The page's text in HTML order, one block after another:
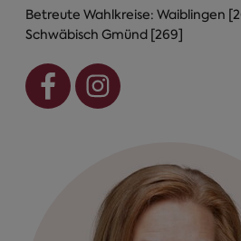
Betreute Wahlkreise: Waiblingen
Schwäbisch Gmünd [269]